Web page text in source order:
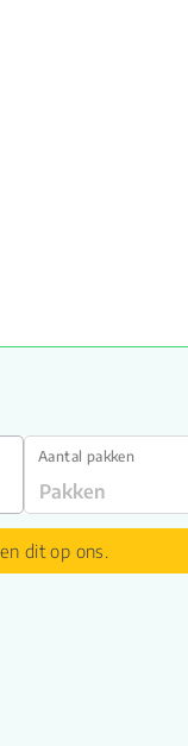
Aantal pakken
dit op ons.